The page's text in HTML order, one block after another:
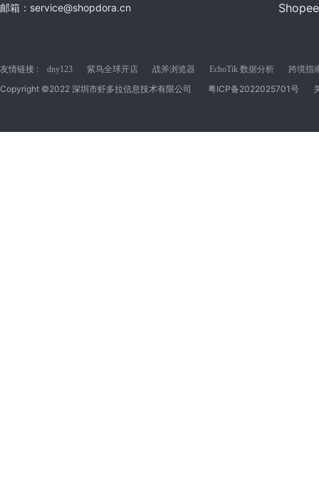
邮箱：service@shopdora.cn
友情链接 : dny123 紫鸟全球开店 战斧浏览器 EchoTik 数据分析 跨境指
Copyright ©2022 深圳市虾多拉信息技术有限公司 粤ICP备2022025701号